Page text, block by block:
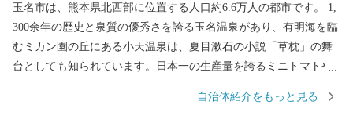
玉名市は、熊本県北西部に位置する人口約6.6万人の都市です。 1,
300余年の歴史と泉質の優秀さを誇る玉名温泉があり、有明海を臨
むミカン園の丘にある小天温泉は、夏目漱石の小説「草枕」の舞
台としても知られています。日本一の生産量を誇るミニトマトや
自治体紹介をもっと見る